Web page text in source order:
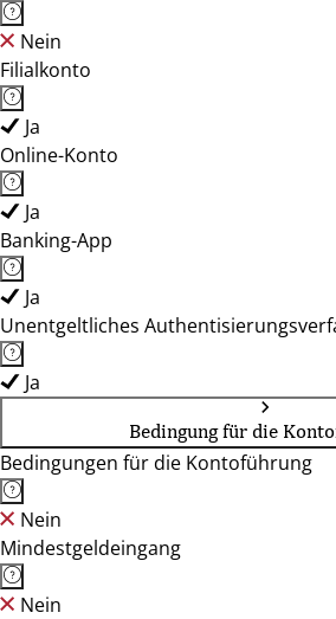
Nein
Filialkonto
Ja
Online-Konto
Ja
Banking-App
Ja
Unentgeltliches
Ja
Bedingung für die
Bedingungen für die Kontoführung
Nein
Mindestgeldeingang
Nein